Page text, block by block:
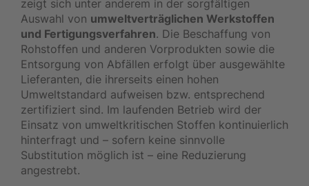
zeigt sich unter anderem in der sorgfältigen
Auswahl von umweltverträglichen Werkstoffen
und Fertigungsverfahren. Die Beschaffung von
Rohstoffen und anderen Vorprodukten sowie die
Entsorgung von Abfällen erfolgt über ausgewählte
Lieferanten, die ihrerseits einen hohen
Umweltstandard aufweisen bzw. entsprechend
zertifiziert sind. Im laufenden Betrieb wird der
Einsatz von umweltkritischen Stoffen kontinuierlich
hinterfragt und – sofern keine sinnvolle
Substitution möglich ist – eine Reduzierung
angestrebt.